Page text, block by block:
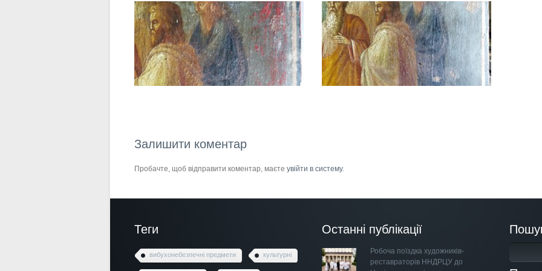
Залишити коментар
Пробачте, щоб відправити коментар, маєте увійти в систему.
Теги
вибухонебезпечні предмети культурні
Останні публікації
Робоча поїздка художників-
реставраторів ННДРЦУ до